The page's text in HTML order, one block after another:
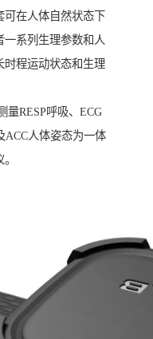
可在人体自然状态下
一系列生理参数和人
时程运动状态和生理
量RESP呼吸、ECG
ACC人体姿态为一体